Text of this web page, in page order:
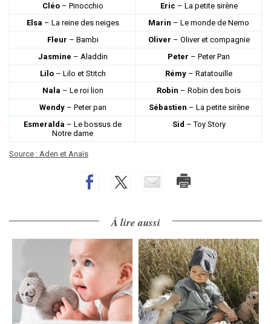
Cléo– Pinocchio Eric – La petite sirène
Elsa – La reine des neiges Marin – Le monde de Nemo
Fleur – Bambi Oliver – Oliver et compagnie
Jasmine – Aladdin Peter – Peter Pan
Lilo – Lilo et Stitch Rémy – Ratatouille
Nala – Le roi lion Robin – Robin des bois
Wendy – Peter pan Sébastien – La petite sirène
Esmeralda – Le bossus de
Notre dame
Sid – Toy Story
Source : Aden et Anaïs
À lire aussi